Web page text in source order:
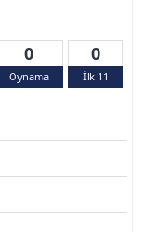
0
Oynama
0
İlk 11